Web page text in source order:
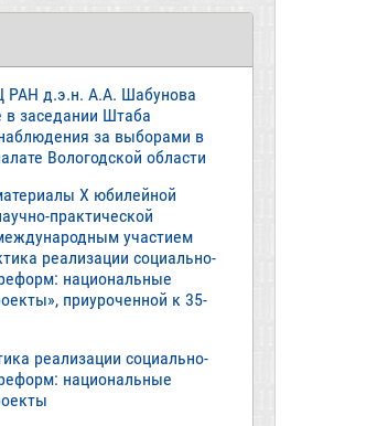
РАН д.э.н. А.А. Шабунова
в заседании Штаба
за выборами в
Вологодской области
X юбилейной
практической
участием
реализации социально-
национальные
приуроченной к 35-
реализации социально-
национальные